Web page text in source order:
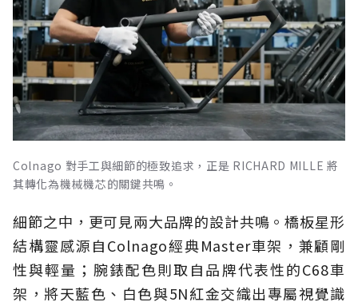
Colnago 對手工與細節的極致追求，正是 RICHARD MILLE 將
其轉化為機械機芯的關鍵共鳴。
細節之中，更可見兩大品牌的設計共鳴。橋板星形
結構靈感源自Colnago經典Master車架，兼顧剛
性與輕量；腕錶配色則取自品牌代表性的C68車
架，將天藍色、白色與5N紅金交織出專屬視覺識